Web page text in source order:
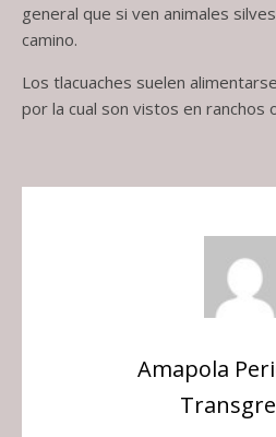
general que si ven animales
camino.
Los tlacuaches suelen
por la cual son vistos en ranchos
Amapola